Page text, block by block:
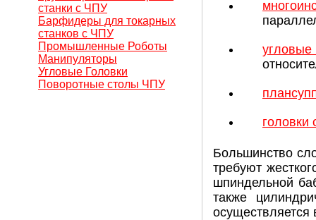
станки с ЧПУ
Барфидеры для токарных
станков с ЧПУ
Промышленные Роботы
Манипуляторы
Угловые Головки
Поворотные столы ЧПУ
угловые
головки
Большинство
требуют
шпиндельной
также
осуществляется